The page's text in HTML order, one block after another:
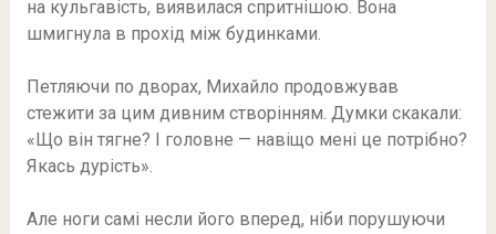
на кульгавість, виявилася спритнішою. Вона
шмигнула в прохід між будинками.
Петляючи по дворах, Михайло продовжував
стежити за цим дивним створінням. Думки скакали:
«Що він тягне? І головне — навіщо мені це потрібно?
Якась дурість».
Але ноги самі несли його вперед, ніби порушуючи